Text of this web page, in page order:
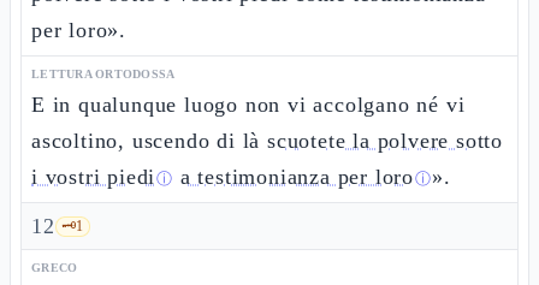
per loro».
LETTURA ORTODOSSA
E in qualunque luogo non vi accolgano né vi
ascoltino, uscendo di làscuotete la polvere sotto
i vostri piediⓘ a testimonianza per loroⓘ».
12 🗝️1
GRECO